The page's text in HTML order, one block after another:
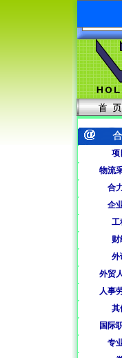
项
物流
合
企
工
财
外
外贸
人事
其
国际
专